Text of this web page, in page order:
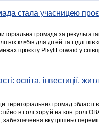
стала учасницею
громада за
клубів для дітей та
проєкту PlayItForward у
освіта, інвестиції,
територіальних громад
в полі зору й на контролі
забезпечення внутрішньо